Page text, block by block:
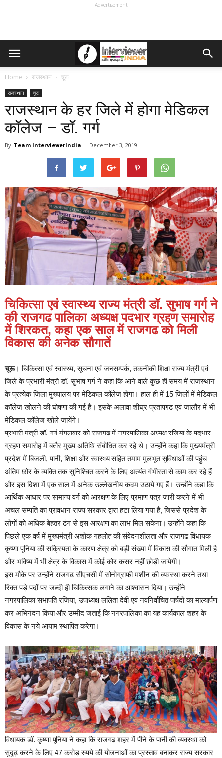
Advertisement
Home राजस्थान चूरू
राजस्थान चूरू
राजस्थान के हर जिले में होगा मेडिकल
कॉलेज – डॉ. गर्ग
By Team InterviewerIndia - December 3, 2019
चिकित्सा एवं स्वास्थ्य राज्य मंत्री डॉ. सुभाष गर्ग ने
की राजगढ पालिका अध्यक्ष पदभार ग्रहण समारोह
में शिरकत, कहा एक साल में राजगढ को मिली
विकास की अनेक सौगातें
चूरू। चिकित्सा एवं स्वास्थ्य, सूचना एवं जनसम्पर्क, तकनीकी शिक्षा राज्य मंत्री एवं
जिले के प्रभारी मंत्री डॉ. सुभाष गर्ग ने कहा कि आने वाले कुछ ही समय में राजस्थान
के प्रत्येक जिला मुख्यालय पर मेडिकल कॉलेज होगा। हाल ही में 15 जिलों में मेडिकल
कॉलेज खोलने की घोषणा की गई है। इसके अलावा शीघ्र प्रतापगढ एवं जालौर में भी
मेडिकल कॉलेज खोले जायेंगे।
प्रभारी मंत्री डॉ. गर्ग मंगलवार को राजगढ में नगरपालिका अध्यक्ष रजिया के पदभार
ग्रहण समारोह में बतौर मुख्य अतिथि संबोधित कर रहे थे। उन्होंने कहा कि मुख्यमंत्री
प्रदेश में बिजली, पानी, शिक्षा और स्वास्थ्य सहित तमाम मुलभूत सुविधाओं की पहुंच
अंतिम छोर के व्यक्ति तक सुनिश्चित करने के लिए अत्यंत गंभीरता से काम कर रहे हैं
और इस दिशा में एक साल में अनेक उल्लेखनीय कदम उठाये गए हैं। उन्होंने कहा कि
आर्थिक आधार पर सामान्य वर्ग को आरक्षण के लिए प्रमाण पत्र जारी करने में भी
अचल सम्पति का प्रावधान राज्य सरकार द्वारा हटा लिया गया है, जिससे प्रदेश के
लोगों को अधिक बेहतर ढंग से इस आरक्षण का लाभ मिल सकेगा। उन्होंने कहा कि
पिछले एक वर्ष में मुख्यमंत्री अशोक गहलोत की संवेदनशीलता और राजगढ विधायक
कृष्णा पूनिया की सक्रियता के कारण क्षेत्र को बड़ी संख्या में विकास की सौगात मिली है
और भविष्य में भी क्षेत्र के विकास में कोई कोर कसर नहीं छोड़ी जायेगी।
इस मौके पर उन्होंने राजगढ सीएचसी में सोनोग्राफी मशीन की व्यवस्था करने तथा
रिक्त पड़े पदों पर जल्दी ही चिकित्सक लगाने का आश्वासन दिया। उन्होंने
नगरपालिका सभापति रजिया, उपाध्यक्ष ललिता देवी एवं नवनिर्वाचित पार्षदों का माल्यार्पण
कर अभिनंदन किया और उम्मीद जताई कि नगरपालिका का यह कार्यकाल शहर के
विकास के नये आयाम स्थापित करेगा।
विधायक डॉ. कृष्णा पूनिया ने कहा कि राजगढ शहर में पीने के पानी की व्यवस्था को
सुदृढ़ करने के लिए 47 करोड़ रुपये की योजनाओं का प्रस्ताव बनाकर राज्य सरकार